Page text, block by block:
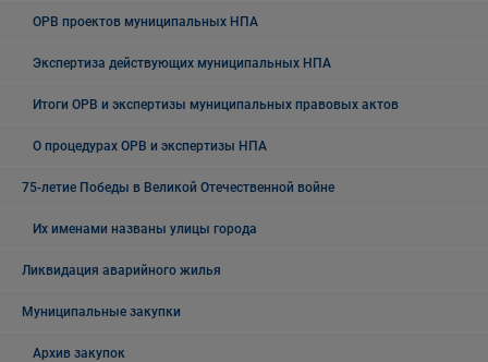
ОРВ проектов муниципальных НПА
Экспертиза действующих муниципальных НПА
Итоги ОРВ и экспертизы муниципальных правовых актов
О процедурах ОРВ и экспертизы НПА
75-летие Победы в Великой Отечественной войне
Их именами названы улицы города
Ликвидация аварийного жилья
Муниципальные закупки
Архив закупок